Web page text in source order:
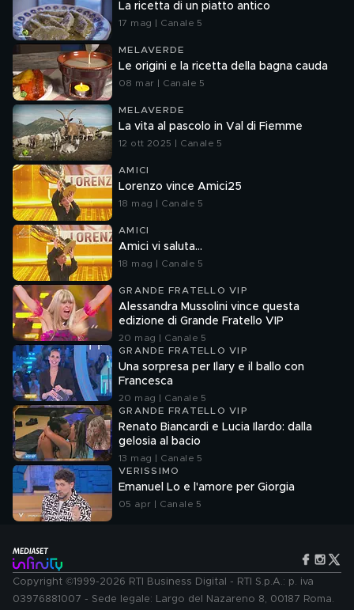
La ricetta di un piatto antico
17 mag | Canale 5
MELAVERDE
Le origini e la ricetta della bagna cauda
08 mar | Canale 5
MELAVERDE
La vita al pascolo in Val di Fiemme
12 ott 2025 | Canale 5
AMICI
Lorenzo vince Amici25
18 mag | Canale 5
AMICI
Amici vi saluta...
18 mag | Canale 5
GRANDE FRATELLO VIP
Alessandra Mussolini vince questa
edizione di Grande Fratello VIP
20 mag | Canale 5
GRANDE FRATELLO VIP
Una sorpresa per Ilary e il ballo con
Francesca
20 mag | Canale 5
GRANDE FRATELLO VIP
Renato Biancardi e Lucia Ilardo: dalla
gelosia al bacio
13 mag | Canale 5
VERISSIMO
Emanuel Lo e l'amore per Giorgia
05 apr | Canale 5
Copyright ©1999-2026 RTI Business Digital - RTI S.p.A.: p. iva
03976881007 - Sede legale: Largo del Nazareno 8, 00187 Roma.